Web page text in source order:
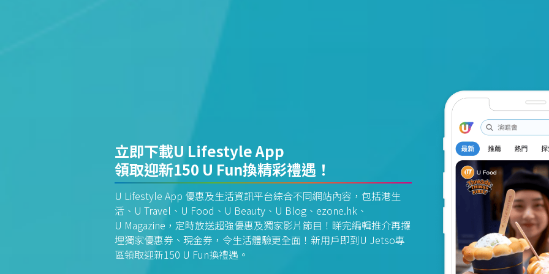
立即下載U Lifestyle App
領取迎新150 U Fun換精彩禮遇！
U Lifestyle App 優惠及生活資訊平台綜合不同網站內容，包括港生
活、U Travel、U Food、U Beauty、U Blog、ezone.hk、
U Magazine，定時放送超強優惠及獨家影片節目！睇完編輯推介再攞
埋獨家優惠券、現金券，令生活體驗更全面！新用戶即到U Jetso專
區領取迎新150 U Fun換禮遇。